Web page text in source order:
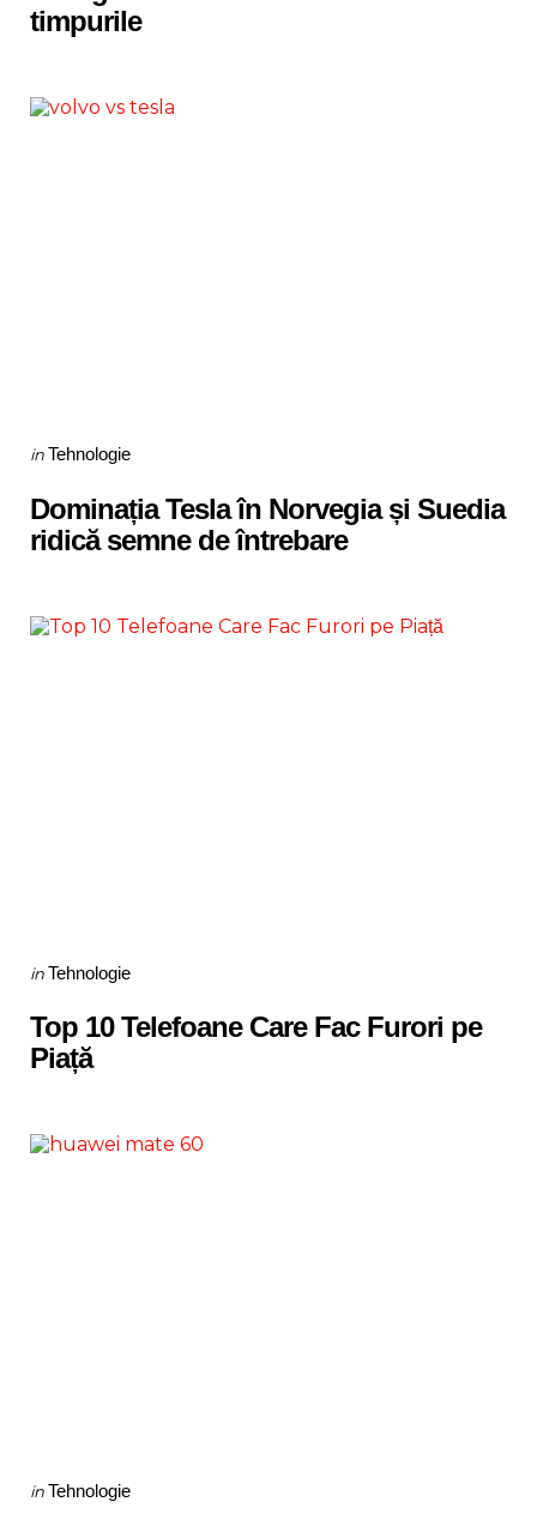
timpurile
Categories
Posted
inTehnologie
Dominația Tesla în Norvegia și Suedia
ridică semne de întrebare
Categories
Posted
inTehnologie
Top 10 Telefoane Care Fac Furori pe
Piață
Categories
Posted
inTehnologie